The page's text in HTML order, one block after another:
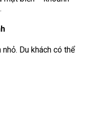
Du khách có thể